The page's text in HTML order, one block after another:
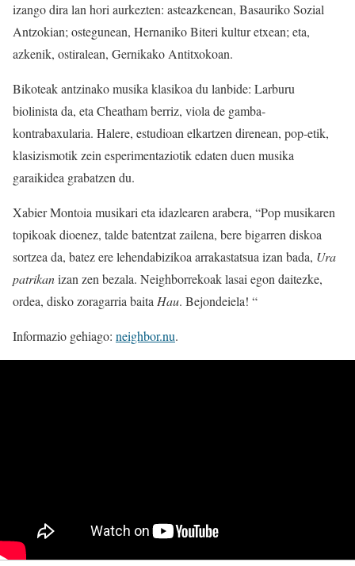
izango dira lan hori aurkezten: asteazkenean, Basauriko Sozial
Antzokian; ostegunean, Hernaniko Biteri kultur etxean; eta,
azkenik, ostiralean, Gernikako Antitxokoan.
Bikoteak antzinako musika klasikoa du lanbide: Larburu
biolinista da, eta Cheatham berriz, viola de gamba-
kontrabaxularia. Halere, estudioan elkartzen direnean, pop-etik,
klasizismotik zein esperimentaziotik edaten duen musika
garaikidea grabatzen du.
Xabier Montoia musikari eta idazlearen arabera, “Pop musikaren
topikoak dioenez, talde batentzat zailena, bere bigarren diskoa
sortzea da, batez ere lehendabizikoa arrakastatsua izan bada, Ura
patrikanizan zen bezala. Neighborrekoak lasai egon daitezke,
ordea, disko zoragarria baitaHau. Bejondeiela! “
Informazio gehiago: neighbor.nu.